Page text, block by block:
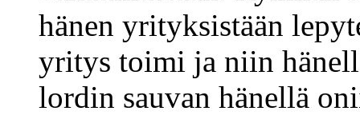
hänen yrityksistään
yritys toimi ja niin
lordin sauvan hänellä